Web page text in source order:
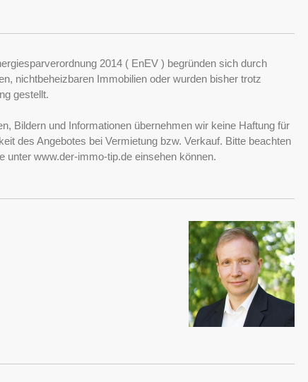
2014 ( EnEV ) begründen sich durch
nichtbeheizbaren Immobilien oder wurden bisher trotz
gestellt.
Bildern und Informationen übernehmen wir keine Haftung für
des Angebotes bei Vermietung bzw. Verkauf. Bitte beachten
unter www.der-immo-tip.de einsehen können.